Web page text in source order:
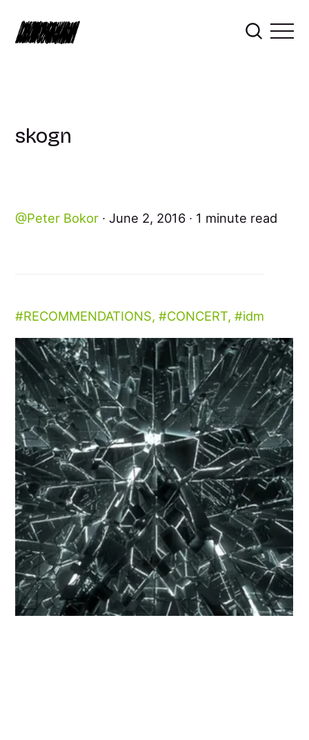
Peter Bokor June 2, 2016 1 minute read
skogn
RECOMMENDATIONS, CONCERT, idm